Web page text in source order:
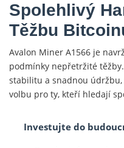
Spolehlivý
Těžbu
Avalon Miner A1566 je
podmínky nepřetržité
stabilitu a snadnou
volbu pro ty, kteří hledají
Investujte do